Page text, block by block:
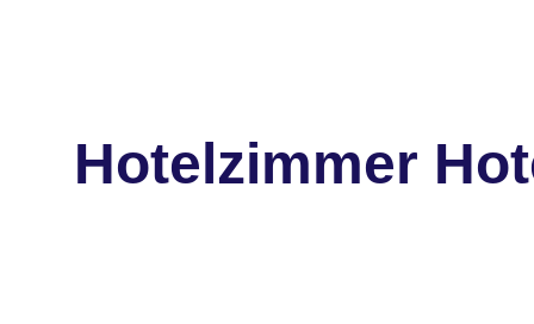
Hotelzimmer